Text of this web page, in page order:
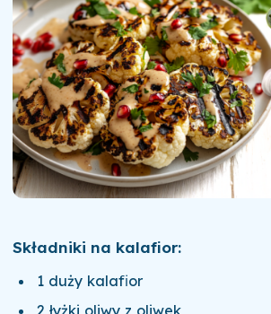
Składniki na kalafior:
1 duży kalafior